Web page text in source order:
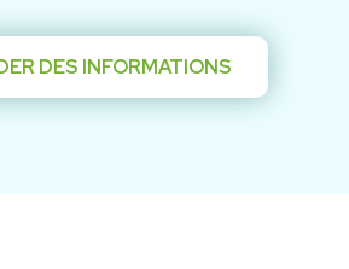
DES INFORMATIONS